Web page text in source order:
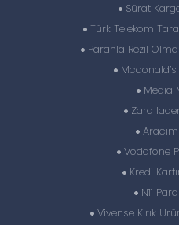
Sürat
Türk Telekom
Paranla Rezil
Mcdonald’s
Media
Zara
Vodafone
Kredi
N11
Vivense Kırık